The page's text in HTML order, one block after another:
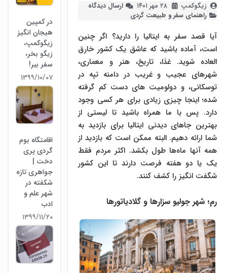
زیگوکمپ ۲۸ مهر ۱۴۰۱
ارسال دیدگاه
راهنمای سفر و طبیعت گردی
آیا قصد سفر به ایتالیا را دارید؟ اگر چنین
است، آماده باشید که عاشق یک کشور خارق
العاده شوید. غذا، تاریخ، هنر و معماری،
شهرهای عجیب و غریب در دامنه تپه در
توسکانی، و دولومیت های دست کم گرفته
شده؛ اینجا چیزی زیادی برای هر کسی وجود
دارد. پس با ما همراه باشید تا لیستی از
بهترین جاهای دیدنی ایتالیا برای بازدید به
شما ارائه دهیم. البته ممکن است که بازدید از
همه آنها ماه‌ها طول بکشد. اکثر مردم فقط
یک یا دو هفته فرصت دارند تا این کشور
شگفت انگیز را کشف کنند.
رم؛ شهر جولیو سزارها و گلادیاتورها
در کمپین
هیجان انگیز
زیگوکمپ،
زیگو بخر،
سفر ببر!
۱۳۹۹/۱۰/۰۷
اقامتگاه بوم
گردی پری
دخت |
جواهری تازه
شکفته در
شهر علم و
ادب
۱۳۹۹/۱۱/۲۰